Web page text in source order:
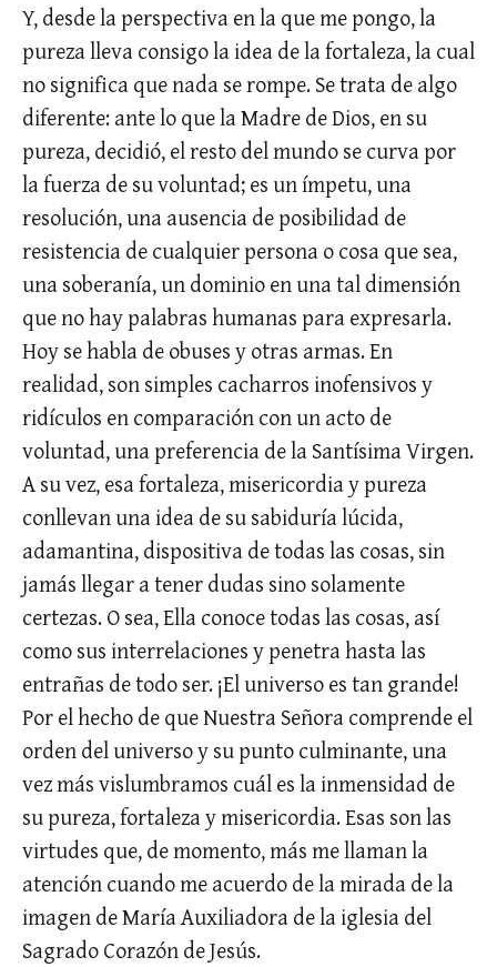
Y, desde la perspectiva en la que me pongo, la
pureza lleva consigo la idea de la fortaleza, la cual
no significa que nada se rompe. Se trata de algo
diferente: ante lo que la Madre de Dios, en su
pureza, decidió, el resto del mundo se curva por
la fuerza de su voluntad; es un ímpetu, una
resolución, una ausencia de posibilidad de
resistencia de cualquier persona o cosa que sea,
una soberanía, un dominio en una tal dimensión
que no hay palabras humanas para expresarla.
Hoy se habla de obuses y otras armas. En
realidad, son simples cacharros inofensivos y
ridículos en comparación con un acto de
voluntad, una preferencia de la Santísima Virgen.
A su vez, esa fortaleza, misericordia y pureza
conllevan una idea de su sabiduría lúcida,
adamantina, dispositiva de todas las cosas, sin
jamás llegar a tener dudas sino solamente
certezas. O sea, Ella conoce todas las cosas, así
como sus interrelaciones y penetra hasta las
entrañas de todo ser. ¡El universo es tan grande!
Por el hecho de que Nuestra Señora comprende el
orden del universo y su punto culminante, una
vez más vislumbramos cuál es la inmensidad de
su pureza, fortaleza y misericordia. Esas son las
virtudes que, de momento, más me llaman la
atención cuando me acuerdo de la mirada de la
imagen de María Auxiliadora de la iglesia del
Sagrado Corazón de Jesús.